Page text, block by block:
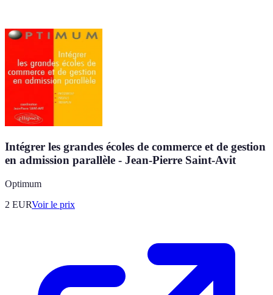
Intégrer les grandes écoles de commerce et de gestion
en admission parallèle - Jean-Pierre Saint-Avit
Optimum
2 EURVoir le prix